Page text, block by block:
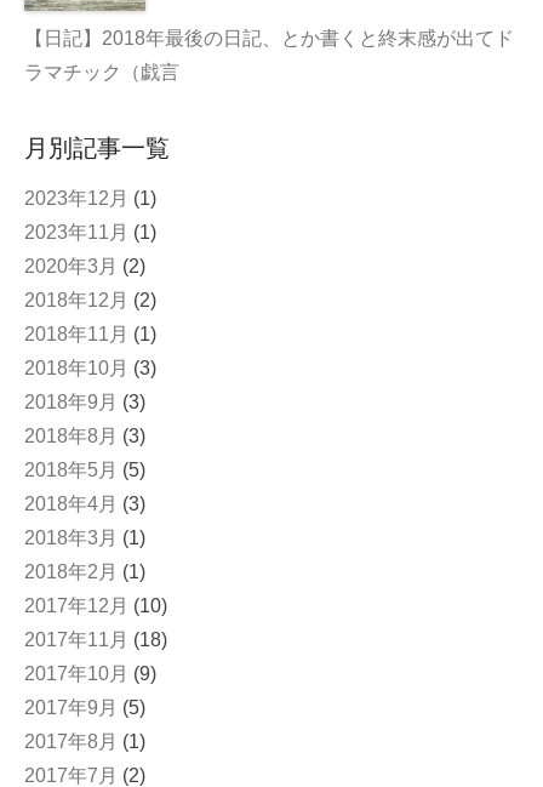
【日記】2018年最後の日記、とか書くと終末感が出てド
ラマチック（戯言
月別記事一覧
2023年12月 (1)
2023年11月 (1)
2020年3月 (2)
2018年12月 (2)
2018年11月 (1)
2018年10月 (3)
2018年9月 (3)
2018年8月 (3)
2018年5月 (5)
2018年4月 (3)
2018年3月 (1)
2018年2月 (1)
2017年12月 (10)
2017年11月 (18)
2017年10月 (9)
2017年9月 (5)
2017年8月 (1)
2017年7月 (2)